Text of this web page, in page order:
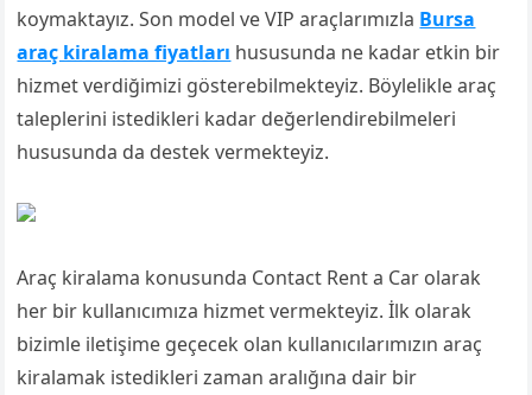
koymaktayız. Son model ve VIP araçlarımızla Bursa
araç kiralama fiyatları hususunda ne kadar etkin bir
hizmet verdiğimizi gösterebilmekteyiz. Böylelikle araç
taleplerini istedikleri kadar değerlendirebilmeleri
hususunda da destek vermekteyiz.
Araç kiralama konusunda Contact Rent a Car olarak
her bir kullanıcımıza hizmet vermekteyiz. İlk olarak
bizimle iletişime geçecek olan kullanıcılarımızın araç
kiralamak istedikleri zaman aralığına dair bir